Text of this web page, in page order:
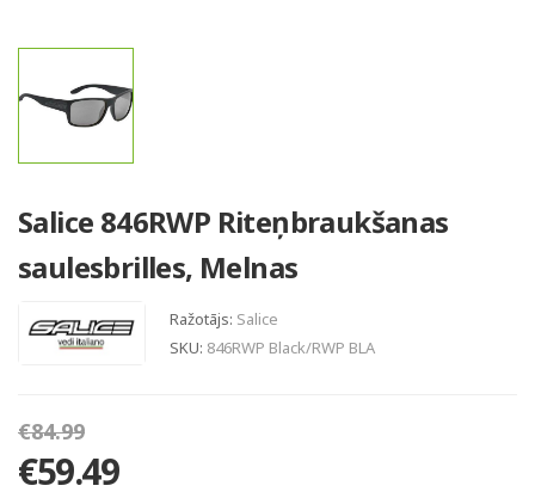
Salice 846RWP Riteņbraukšanas
saulesbrilles, Melnas
Ražotājs: Salice
SKU: 846RWP Black/RWP BLA
€84.99
€59.49